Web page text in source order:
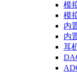
模
模
内
内
耳